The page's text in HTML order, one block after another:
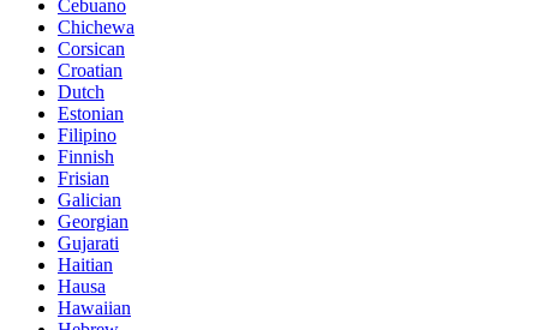
Cebuano
Chichewa
Corsican
Croatian
Dutch
Estonian
Filipino
Finnish
Frisian
Galician
Georgian
Gujarati
Haitian
Hausa
Hawaiian